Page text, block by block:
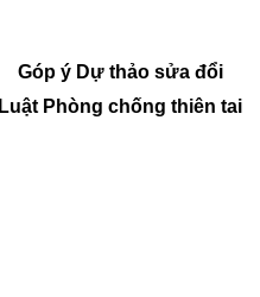
Góp ý Dự thảo sửa đổi
Luật Phòng chống thiên tai